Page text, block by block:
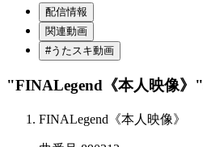
配信情報
関連動画
#うたスキ動画
"FINALegend《本人映像》"
FINALegend《本人映像》